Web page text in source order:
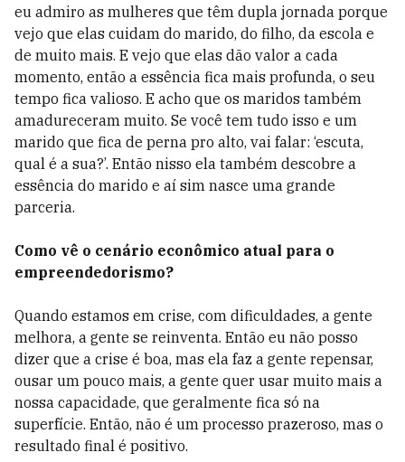
eu admiro as mulheres que têm dupla jornada porque
vejo que elas cuidam do marido, do filho, da escola e
de muito mais. E vejo que elas dão valor a cada
momento, então a essência fica mais profunda, o seu
tempo fica valioso. E acho que os maridos também
amadureceram muito. Se você tem tudo isso e um
marido que fica de perna pro alto, vai falar: ‘escuta,
qual é a sua?’. Então nisso ela também descobre a
essência do marido e aí sim nasce uma grande
parceria.
Como vê o cenário econômico atual para o
empreendedorismo?
Quando estamos em crise, com dificuldades, a gente
melhora, a gente se reinventa. Então eu não posso
dizer que a crise é boa, mas ela faz a gente repensar,
ousar um pouco mais, a gente quer usar muito mais a
nossa capacidade, que geralmente fica só na
superfície. Então, não é um processo prazeroso, mas o
resultado final é positivo.